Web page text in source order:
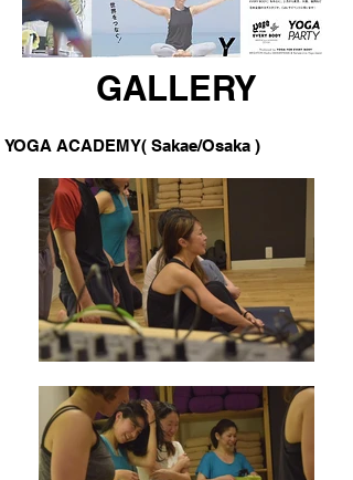
GALLERY
YOGA ACADEMY( Sakae/Osaka )